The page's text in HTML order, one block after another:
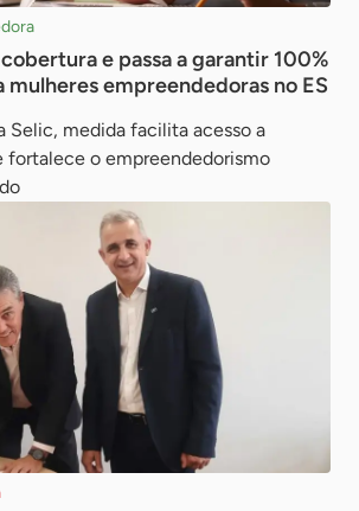
e passa a garantir 100%
empreendedoras no ES
Selic, medida facilita acesso a
fortalece o empreendedorismo